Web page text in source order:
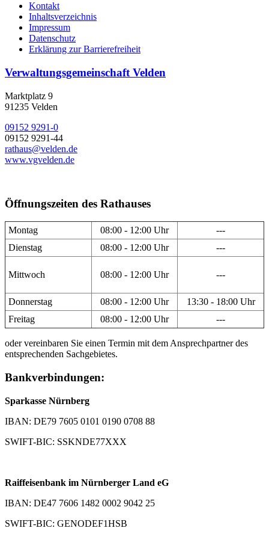
Kontakt
Inhaltsverzeichnis
Impressum
Datenschutz
Erklärung zur Barrierefreiheit
Verwaltungsgemeinschaft Velden
Marktplatz 9
91235 Velden
09152 9291-0
09152 9291-44
rathaus@velden.de
www.vgvelden.de
Öffnungszeiten des Rathauses
Montag 08:00 - 12:00 Uhr
---
Dienstag
08:00 - 12:00 Uhr ---
Mittwoch 08:00 - 12:00 Uhr ---
Donnerstag 08:00 - 12:00 Uhr
13:30 - 18:00 Uhr
Freitag
08:00 - 12:00 Uhr ---
oder vereinbaren Sie einen Termin mit dem Ansprechpartner des
entsprechenden Sachgebietes.
Bankverbindungen:
Sparkasse Nürnberg
IBAN: DE79 7605 0101 0190 0708 88
SWIFT-BIC: SSKNDE77XXX
Raiffeisenbank im Nürnberger Land eG
IBAN: DE47 7606 1482 0002 9042 25
SWIFT-BIC: GENODEF1HSB